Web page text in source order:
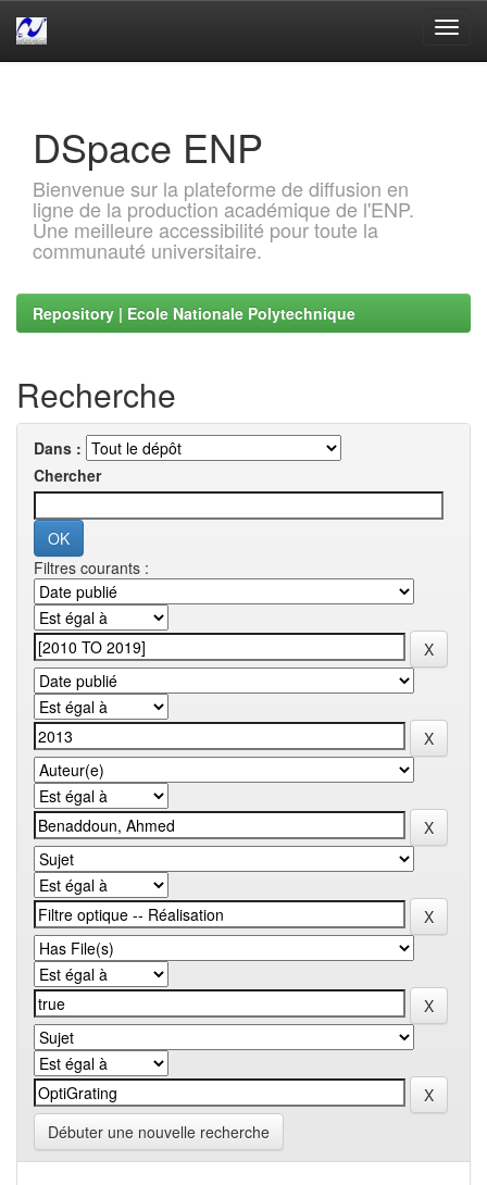
DSpace ENP
Bienvenue sur la plateforme de diffusion en
ligne de la production académique de l'ENP.
Une meilleure accessibilité pour toute la
communauté universitaire.
Repository | Ecole Nationale Polytechnique
Recherche
Dans :
Chercher
Filtres courants :
Débuter une nouvelle recherche